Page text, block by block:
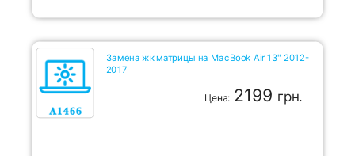
Замена жк матрицы на MacBook Air 13" 2012-
2017
Цена: 2199 грн.